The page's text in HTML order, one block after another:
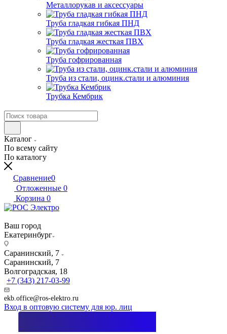
Металлорукав и аксессуары
Труба гладкая гибкая ПНД
Труба гладкая жесткая ПВХ
Труба гофрированная
Труба из стали, оцинк.стали и алюминия
Трубка Кембрик
Каталог
По всему сайту
По каталогу
Сравнение0
Отложенные 0
Корзина 0
Ваш город
Екатеринбург
Саранинский, 7
Саранинский, 7
Волгоградская, 18
+7 (343) 217-03-99
ekb.office@ros-elektro.ru
Вход в оптовую систему для юр. лиц